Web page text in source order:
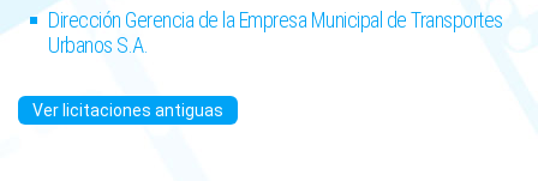
Dirección Gerencia de la Empresa Municipal de Transportes
Urbanos S.A.
Ver licitaciones antiguas